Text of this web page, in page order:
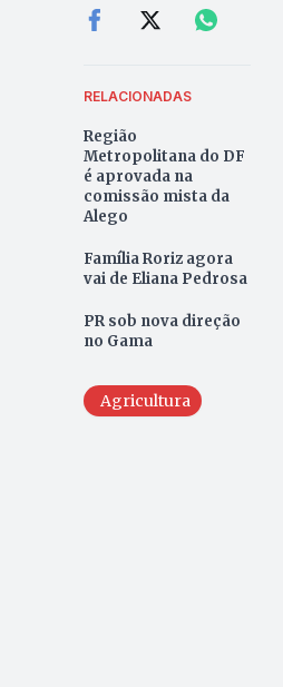
RELACIONADAS
Região
Metropolitana do DF
é aprovada na
comissão mista da
Alego
Família Roriz agora
vai de Eliana Pedrosa
PR sob nova direção
no Gama
Agricultura